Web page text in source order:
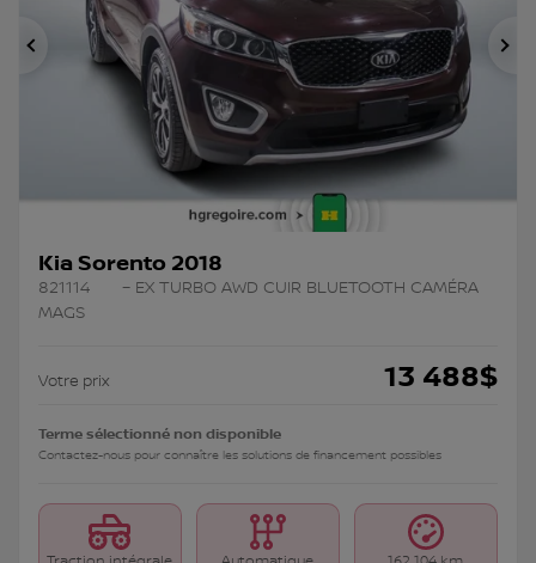
Précédent
Kia Sorento 2018
821114
– EX TURBO AWD CUIR BLUETOOTH CAMÉRA
MAGS
Votre prix 13 488$
Terme sélectionné non disponible
Contactez-nous pour connaître les solutions de financement possibles